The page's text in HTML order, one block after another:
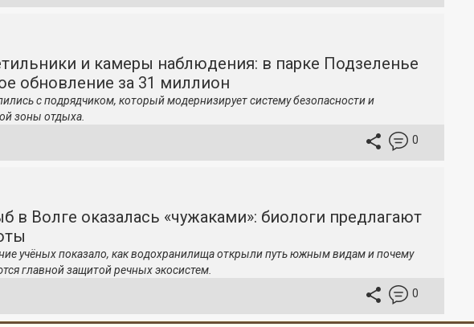
и камеры наблюдения: в парке Подзеленье
обновление за 31 миллион
с подрядчиком, который модернизирует систему безопасности и
зоны отдыха.
0
в Волге оказалась «чужаками»: биологи предлагают
учёных показало, как водохранилища открыли путь южным видам и почему
главной защитой речных экосистем.
0